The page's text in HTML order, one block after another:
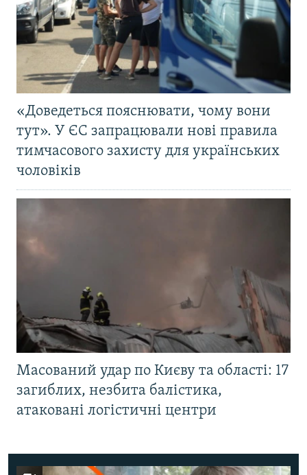
«Доведеться пояснювати, чому вони
тут». У ЄС запрацювали нові правила
тимчасового захисту для українських
чоловіків
Масований удар по Києву та області: 17
загиблих, незбита балістика,
атаковані логістичні центри